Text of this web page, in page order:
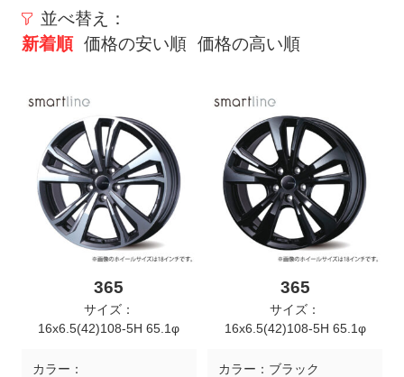
並べ替え：
新着順 価格の安い順 価格の高い順
365
サイズ：
16x6.5(42)108-5H 65.1φ
カラー：
365
サイズ：
16x6.5(42)108-5H 65.1φ
カラー： ブラック